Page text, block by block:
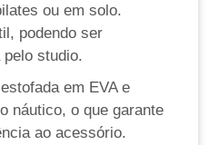
ou em solo.
podendo ser
studio.
em EVA e
náutico, o que garante
ao acessório.